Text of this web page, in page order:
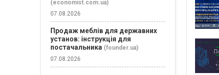
(economist.com.ua)
07.08.2026
Продаж меблів для державних
установ: інструкція для
постачальника (founder.ua)
07.08.2026